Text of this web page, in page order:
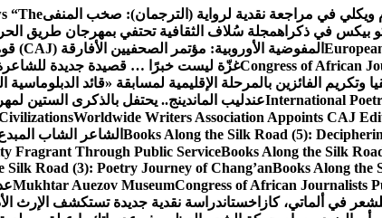
ويكلي في مراجعة نقدية لرواية (الترجمان): صخب المنفى“The
بيكس في ذكراهمجلة سُلاف الثقافية تحتفي بمهرجان طريق
المفوضية الأوروبية: مؤتمر الصحفيين الأفارقة (CAJ) قوة متنامية في مستقبل الإعلام الإفريقي
Congress of Africanغزّة ليست خبرًا … قصيدة جديدة
وتكريم الفائزين بالمرحلة الإقليمية لمسابقة «قائد الدبلوماسية
Internationalعندليب الماندينج.. يحتفل بالذكرى الستين
Worldwide Writers Association Appoints CAJ
Books Along the Silk Road (5): الشاعر الشاب
Fragrant Through Public ServiceBooks Along the Silk
Silk Road (3): Poetry Journey of Chang’anBooks Along the
Mukhtar Auezov MuseumCongress of African Journalists
في ألماتي، كازاخستاندراسة نقدية جديدة تستكشف الإرث